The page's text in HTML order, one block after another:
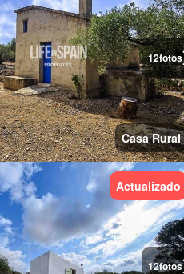
12fotos
Casa Rural
12fotos
Actualizado